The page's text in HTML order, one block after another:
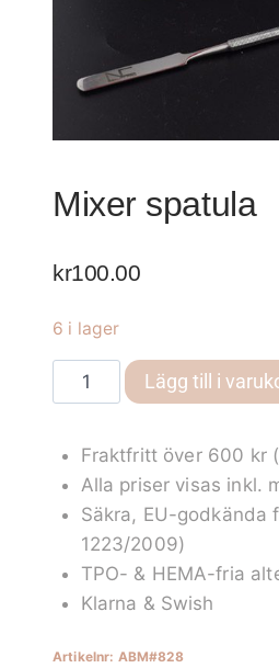
Mixer spatula
kr100.00
6 i lager
Mixer
spatula
Lägg till i
Fraktfritt över 600 kr
Alla priser visas inkl.
Säkra, EU-godkända
1223/2009)
TPO- & HEMA-fria
Klarna & Swish
Artikelnr: ABM#828